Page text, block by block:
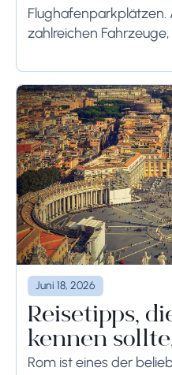
Flughafenparkplätzen.
zahlreichen
wochenlang auf dem
verbleiben, sollten die
Begrenzungen
werden, um
Juni 18, 2026
Reisetipps,
kennen
Rom reist
Rom ist eines der